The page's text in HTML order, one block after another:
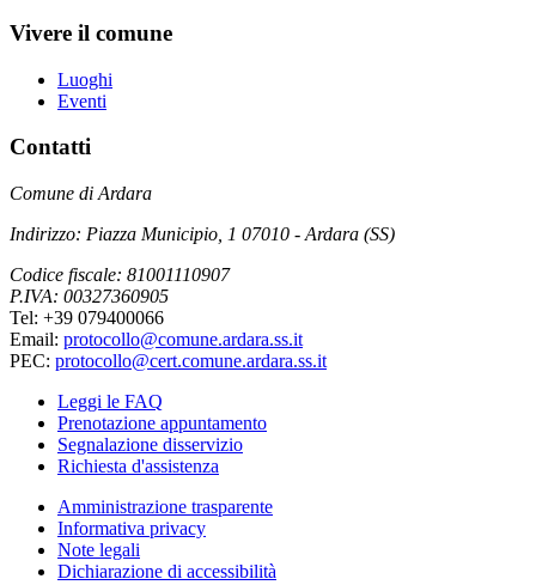
Vivere il comune
Luoghi
Eventi
Contatti
Comune di Ardara
Indirizzo: Piazza Municipio, 1 07010 - Ardara (SS)
Codice fiscale: 81001110907
P.IVA: 00327360905
Tel: +39 079400066
Email: protocollo@comune.ardara.ss.it
PEC: protocollo@cert.comune.ardara.ss.it
Leggi le FAQ
Prenotazione appuntamento
Segnalazione disservizio
Richiesta d'assistenza
Amministrazione trasparente
Informativa privacy
Note legali
Dichiarazione di accessibilità